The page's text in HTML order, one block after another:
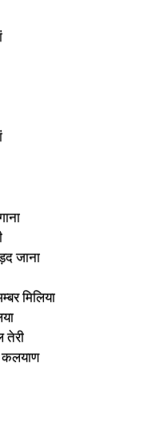
जाना
मिलिया
तेरी